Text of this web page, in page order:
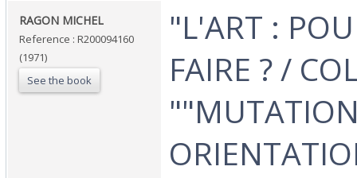
‎RAGON MICHEL‎
Reference : R200094160
(1971)
See the book
‎"L'ART :
FAIRE ? /